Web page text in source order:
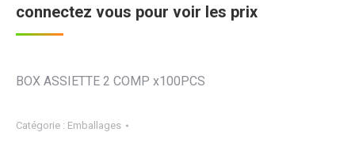
connectez vous pour voir les prix
BOX ASSIETTE 2 COMP x100PCS
Catégorie : Emballages